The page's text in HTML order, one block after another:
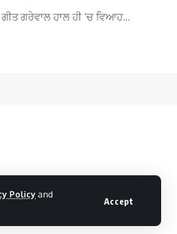
Policy and
Accept
ਗਰੇਵਾਲ ਹਾਲ ਹੀ ‘ਚ ਵਿਆਹ…